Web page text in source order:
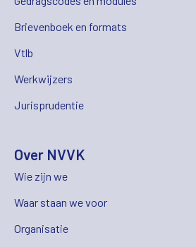
Brievenboek en formats
Vtlb
Werkwijzers
Jurisprudentie
Over NVVK
Wie zijn we
Waar staan we voor
Organisatie